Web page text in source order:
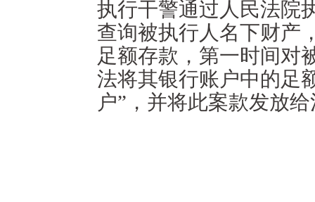
执行干警通过人民法院
查询被执行人名下财产
足额存款，第一时间对
法将其银行账户中的足
户”，并将此案款发放